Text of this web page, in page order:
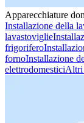
Apparecchiature
Installazione della
lavastoviglie
frigorifero
fornoInstallazione
elettrodomesticiAltri